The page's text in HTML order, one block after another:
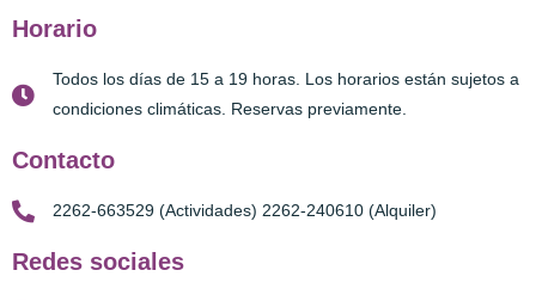
Horario
Todos los días de 15 a 19 horas. Los horarios están sujetos a
condiciones climáticas. Reservas previamente.
Contacto
2262-663529 (Actividades) 2262-240610 (Alquiler)
Redes sociales